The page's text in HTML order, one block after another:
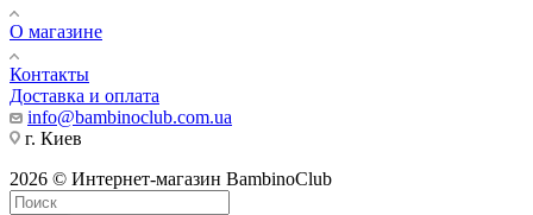
О магазине
Контакты
Доставка и оплата
info@bambinoclub.com.ua
г. Киев
2026 © Интернет-магазин BambinoClub